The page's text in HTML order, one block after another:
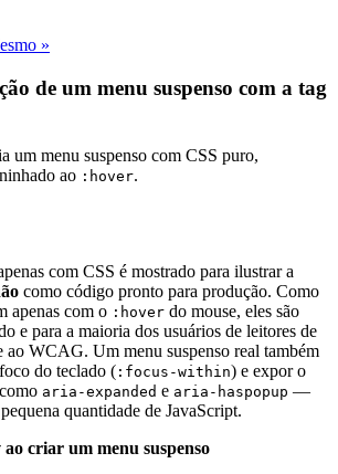
»
de um menu suspenso com a tag
um menu suspenso com CSS puro,
ao :hover.
com CSS é mostrado para ilustrar a
como código pronto para produção. Como
apenas com o :hover do mouse, eles são
e para a maioria dos usuários de leitores de
ao WCAG. Um menu suspenso real também
do teclado ( :focus-within) e expor o
aria-expanded e aria-haspopup —
quantidade de JavaScript.
criar um menu suspenso